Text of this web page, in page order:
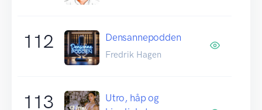
112 Densannepodden
Fredrik Hagen
113
Utro, håp og